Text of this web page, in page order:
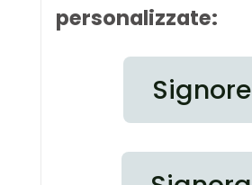
personalizzate:
Signore